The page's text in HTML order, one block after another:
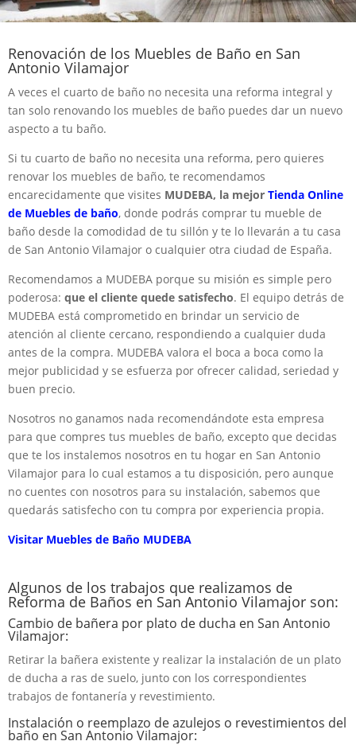
Renovación de los Muebles de Baño en San
Antonio Vilamajor
A veces el cuarto de baño no necesita una reforma integral y
tan solo renovando los muebles de baño puedes dar un nuevo
aspecto a tu baño.
Si tu cuarto de baño no necesita una reforma, pero quieres
renovar los muebles de baño, te recomendamos
encarecidamente que visites MUDEBA, la mejor Tienda Online
de Muebles de baño, donde podrás comprar tu mueble de
baño desde la comodidad de tu sillón y te lo llevarán a tu casa
de San Antonio Vilamajor o cualquier otra ciudad de España.
Recomendamos a MUDEBA porque su misión es simple pero
poderosa: que el cliente quede satisfecho. El equipo detrás de
MUDEBA está comprometido en brindar un servicio de
atención al cliente cercano, respondiendo a cualquier duda
antes de la compra. MUDEBA valora el boca a boca como la
mejor publicidad y se esfuerza por ofrecer calidad, seriedad y
buen precio.
Nosotros no ganamos nada recomendándote esta empresa
para que compres tus muebles de baño, excepto que decidas
que te los instalemos nosotros en tu hogar en San Antonio
Vilamajor para lo cual estamos a tu disposición, pero aunque
no cuentes con nosotros para su instalación, sabemos que
quedarás satisfecho con tu compra por experiencia propia.
Visitar Muebles de Baño MUDEBA
Algunos de los trabajos que realizamos de
Reforma de Baños en San Antonio Vilamajor son:
Cambio de bañera por plato de ducha en San Antonio
Vilamajor:
Retirar la bañera existente y realizar la instalación de un plato
de ducha a ras de suelo, junto con los correspondientes
trabajos de fontanería y revestimiento.
Instalación o reemplazo de azulejos o revestimientos del
baño en San Antonio Vilamajor: